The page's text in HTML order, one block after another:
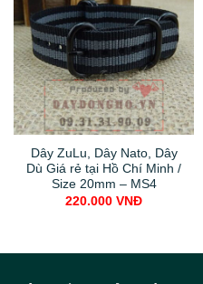
Dây ZuLu, Dây Nato, Dây
Dù Giá rẻ tại Hồ Chí Minh /
Size 20mm – MS4
220.000 VNĐ